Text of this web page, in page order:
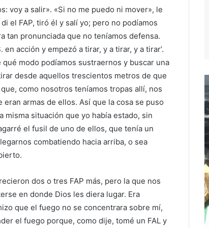
voy a salir». «Si no me puedo ni mover», le
el FAP, tiró él y salí yo; pero no podíamos
tan pronunciada que no teníamos defensa.
acción y empezó a tirar, y a tirar, y a tirar’.
modo podíamos sustraernos y buscar una
desde aquellos trescientos metros de que
como nosotros teníamos tropas allí, nos
armas de ellos. Así que la cosa se puso
misma situación que yo había estado, sin
el fusil de uno de ellos, que tenía un
combatiendo hacia arriba, o sea
dos o tres FAP más, pero la que nos
en donde Dios les diera lugar. Era
que el fuego no se concentrara sobre mí,
el fuego porque, como dije, tomé un FAL y